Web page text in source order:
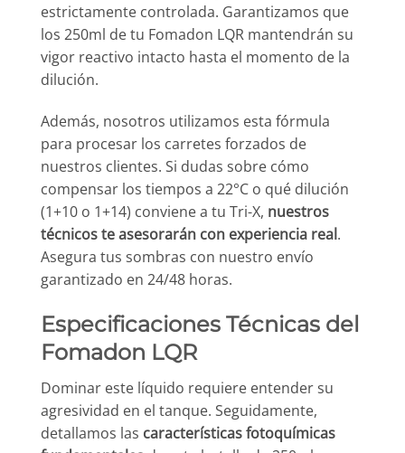
estrictamente controlada. Garantizamos que
los 250ml de tu Fomadon LQR mantendrán su
vigor reactivo intacto hasta el momento de la
dilución.
Además, nosotros utilizamos esta fórmula
para procesar los carretes forzados de
nuestros clientes. Si dudas sobre cómo
compensar los tiempos a 22°C o qué dilución
(1+10 o 1+14) conviene a tu Tri-X, nuestros
técnicos te asesorarán con experiencia real.
Asegura tus sombras con nuestro envío
garantizado en 24/48 horas.
Especificaciones Técnicas del
Fomadon LQR
Dominar este líquido requiere entender su
agresividad en el tanque. Seguidamente,
detallamos las características fotoquímicas